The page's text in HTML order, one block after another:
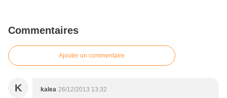
Commentaires
Ajouter un commentaire
K kalea 26/12/2013 13:32